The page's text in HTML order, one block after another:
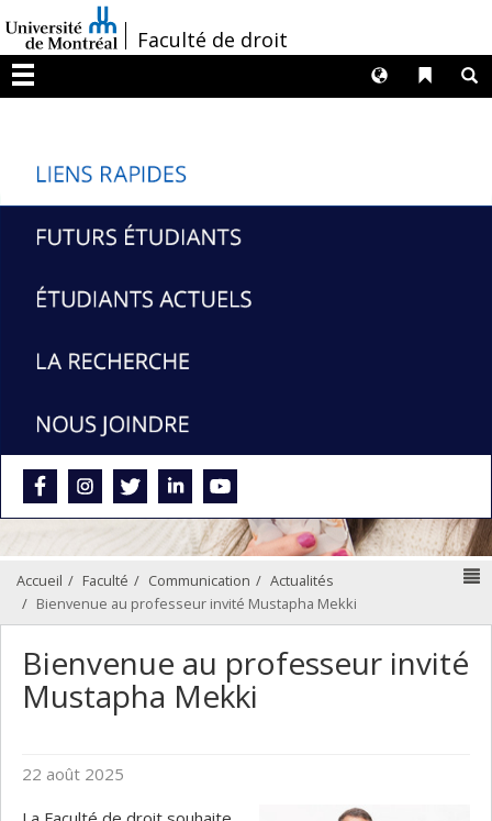
au
contenu
/Faculté de droit
Menu
Liens
Langues
Accueil Faculté Communication
Actualités
Bienvenue au professeur invité Mustapha Mekki
Bienvenue au professeur invité
Mustapha Mekki
22 août 2025